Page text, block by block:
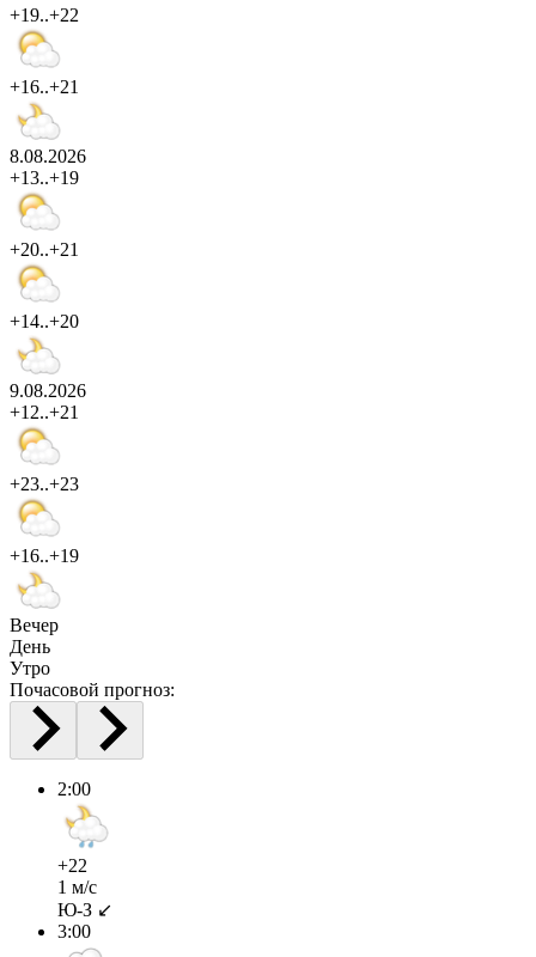
+19..+22
+16..+21
8.08.2026
+13..+19
+20..+21
+14..+20
9.08.2026
+12..+21
+23..+23
+16..+19
Вечер
День
Утро
Почасовой прогноз:
2:00
+22
1 м/с
Ю-З ↙
3:00